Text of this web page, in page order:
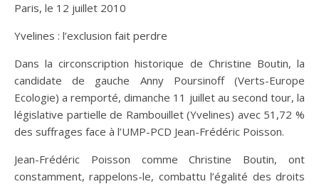
Paris, le 12 juillet 2010
Yvelines : l’exclusion fait perdre
Dans la circonscription historique de Christine Boutin, la
candidate de gauche Anny Poursinoff (Verts-Europe
Ecologie) a remporté, dimanche 11 juillet au second tour, la
législative partielle de Rambouillet (Yvelines) avec 51,72 %
des suffrages face à l’UMP-PCD Jean-Frédéric Poisson.
Jean-Frédéric Poisson comme Christine Boutin, ont
constamment, rappelons-le, combattu l’égalité des droits